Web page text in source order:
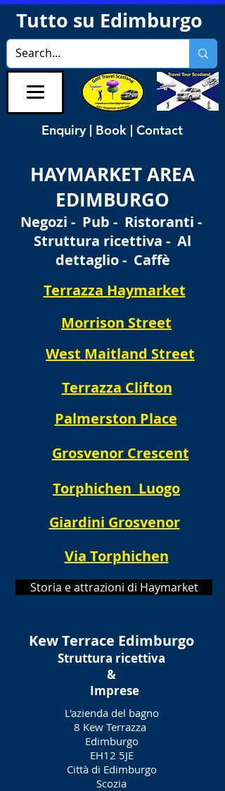
Tutto su Edimburgo
Enquiry | Book | Contact
HAYMARKET AREA
EDIMBURGO
Negozi - Pub - Ristoranti -
Struttura ricettiva - Al
dettaglio - Caffè
Terrazza Haymarket
Morrison Street
West Maitland Street
Terrazza Clifton
Palmerston Place
Grosvenor Crescent
Torphichen Luogo
Giardini Grosvenor
Via Torphichen
Storia e attrazioni di Haymarket
Kew Terrace Edimburgo
Struttura ricettiva
&
Imprese
L'azienda del bagno
8 Kew Terrazza
Edimburgo
EH12 5JE
Città di Edimburgo
Scozia